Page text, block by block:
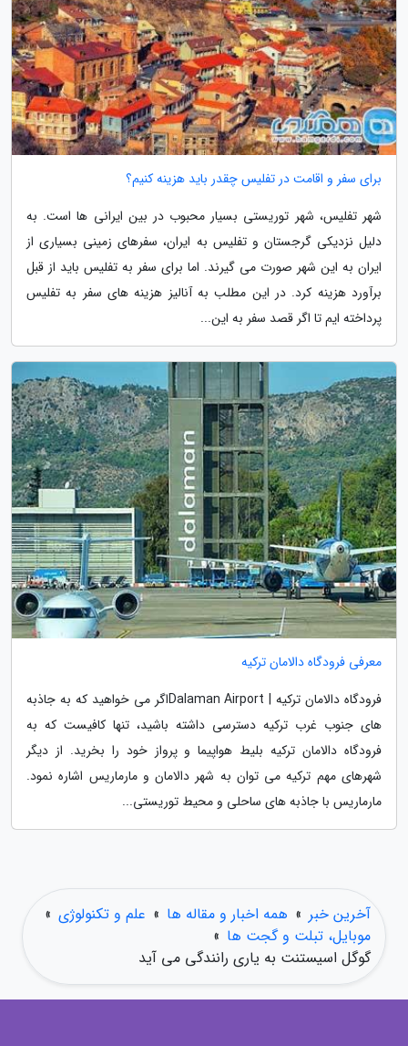
برای سفر و اقامت در تفلیس چقدر باید هزینه کنیم؟
شهر تفلیس، شهر توریستی بسیار محبوب در بین ایرانی ها است. به
دلیل نزدیکی گرجستان و تفلیس به ایران، سفرهای زمینی بسیاری از
ایران به این شهر صورت می گیرند. اما برای سفر به تفلیس باید از قبل
برآورد هزینه کرد. در این مطلب به آنالیز هزینه های سفر به تفلیس
پرداخته ایم تا اگر قصد سفر به این...
معرفی فرودگاه دالامان ترکیه
فرودگاه دالامان ترکیه | Dalaman Airportاگر می خواهید که به جاذبه
های جنوب غرب ترکیه دسترسی داشته باشید، تنها کافیست که به
فرودگاه دالامان ترکیه بلیط هواپیما و پرواز خود را بخرید. از دیگر
شهرهای مهم ترکیه می توان به شهر دالامان و مارماریس اشاره نمود.
مارماریس با جاذبه های ساحلی و محیط توریستی...
آخرین خبر » همه اخبار و مقاله ها » علم و تکنولوژی »
موبایل، تبلت و گجت ها »
گوگل اسیستنت به یاری رانندگی می آید